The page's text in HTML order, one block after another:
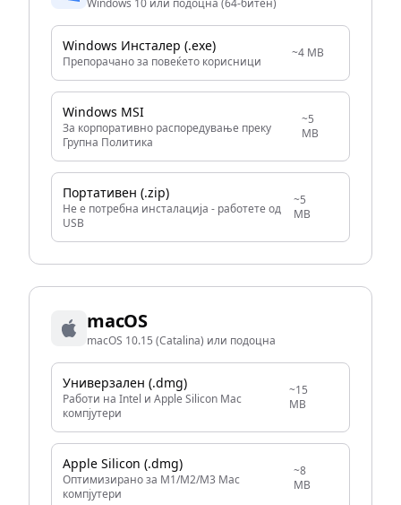
Windows 10 или подоцна (64-битен)
Windows Инсталер (.exe)
Препорачано за повеќето корисници
~4 MB
Windows MSI
За корпоративно распоредување преку
Групна Политика
~5
MB
Портативен (.zip)
Не е потребна инсталација - работете од
USB
~5
MB
macOS
macOS 10.15 (Catalina) или подоцна
Универзален (.dmg)
Работи на Intel и Apple Silicon Mac
компјутери
~15
MB
Apple Silicon (.dmg)
Оптимизирано за M1/M2/M3 Mac
компјутери
~8
MB